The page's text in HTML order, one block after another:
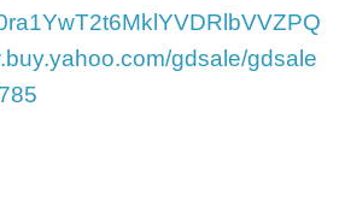
gdsale/gdsale